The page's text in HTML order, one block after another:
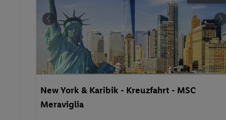
New York & Karibik - Kreuzfahrt - MSC
Meraviglia